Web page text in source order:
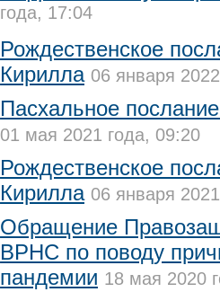
года, 17:04
Рождественское
Кирилла 06 января
Пасхальное
01 мая 2021 года, 09:20
Рождественское
Кирилла 06 января
Обращение
ВРНС по поводу
пандемии 18 мая 2020